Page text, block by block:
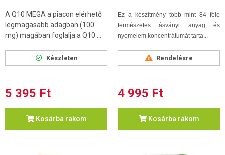
A Q10 MEGA a piacon elérhető
legmagasabb adagban (100
mg) magában foglalja a Q10 ...
Készleten
5 395 Ft
Kosárba rakom
Ez a készítmény több mint 84 féle
természetes ásványi anyag és
nyomelem koncentrátumát tarta...
Rendelésre
4 995 Ft
Kosárba rakom